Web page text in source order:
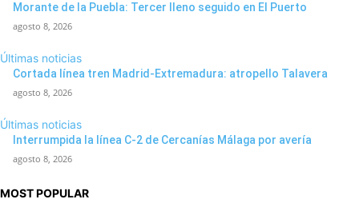
Morante de la Puebla: Tercer lleno seguido en El Puerto
agosto 8, 2026
Últimas noticias
Cortada línea tren Madrid-Extremadura: atropello Talavera
agosto 8, 2026
Últimas noticias
Interrumpida la línea C-2 de Cercanías Málaga por avería
agosto 8, 2026
MOST POPULAR